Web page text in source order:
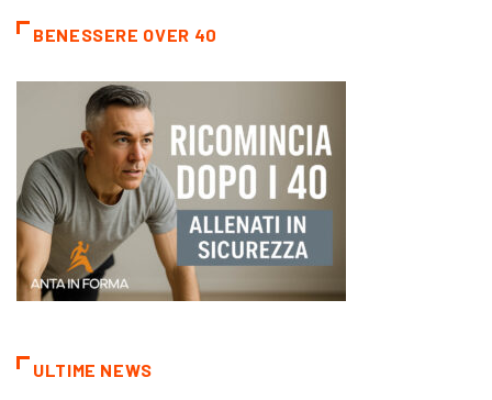
BENESSERE OVER 40
ULTIME NEWS